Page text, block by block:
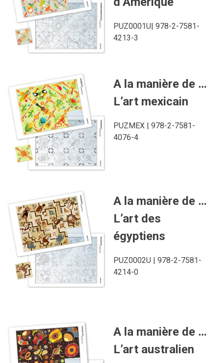
PUZ0001U| 978-2-7581-
4213-3
A la manière de …
L’art mexicain
PUZMEX | 978-2-7581-
4076-4
A la manière de …
L’art des
égyptiens
PUZ0002U | 978-2-7581-
4214-0
A la manière de …
L’art australien